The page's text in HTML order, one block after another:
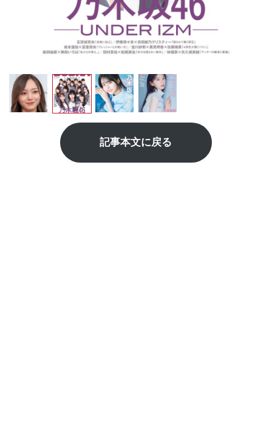
記事本文に戻る